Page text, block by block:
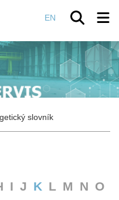
EN
slovník
I J K L M N O